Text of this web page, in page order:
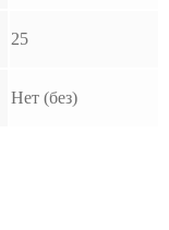
25
Нет (без)